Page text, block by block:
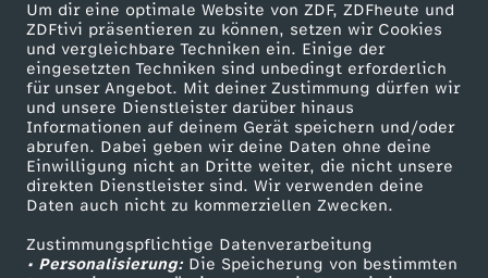
Um dir eine optimale Website von ZDF, ZDFheute und
ZDFtivi präsentieren zu können, setzen wir Cookies
und vergleichbare Techniken ein. Einige der
eingesetzten Techniken sind unbedingt erforderlich
für unser Angebot. Mit deiner Zustimmung dürfen wir
und unsere Dienstleister darüber hinaus
Informationen auf deinem Gerät speichern und/oder
abrufen. Dabei geben wir deine Daten ohne deine
Einwilligung nicht an Dritte weiter, die nicht unsere
direkten Dienstleister sind. Wir verwenden deine
Daten auch nicht zu kommerziellen Zwecken.
Zustimmungspflichtige Datenverarbeitung
• Personalisierung:Die Speicherung von bestimmten
e
-
S
t
a
Mehr ZDF
ZDF-Apps
Smart TV
ZDFtext
Livestreams
Service
ZDFmitreden
Kontakt zum ZDF
Tickets
Zuschauerservice